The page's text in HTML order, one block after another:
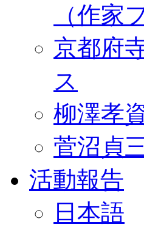
（作家
京都府
ス
柳澤孝
菅沼貞
活動報告
日本語